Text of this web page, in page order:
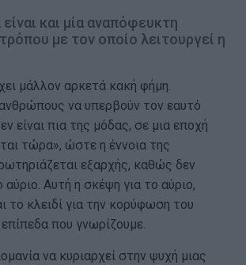
και μία αναπόφευκτη
με τον οποίο λειτουργεί η
μάλλον αρκετά κακή φήμη.
να υπερβούν τον εαυτό
είναι πια της μόδας, σε μια εποχή
τώρα», ώστε η έννοια της
εξαρχής, καθώς δεν
αύριο. Αυτή η σκέψη για το αύριο,
το κλειδί για την κορύφωση του
που γνωρίζουμε.
να κυριαρχεί στην ψυχή μιας